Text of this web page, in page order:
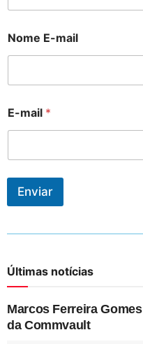
Nome E-mail
E-mail *
Enviar
Últimas notícias
Marcos Ferreira
da Commvault